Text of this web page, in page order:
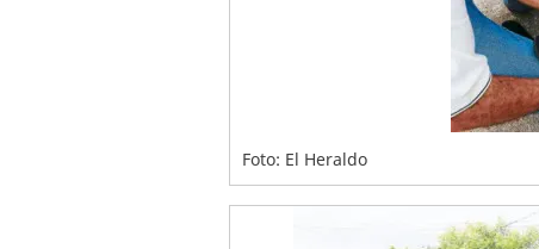
Foto: El Heraldo